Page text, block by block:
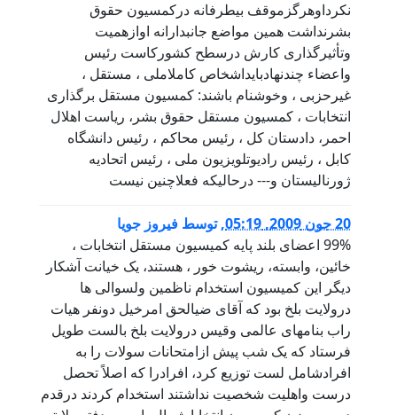
نکرداوهرگزموقف بيطرفانه درکمسيون حقوق
بشرنداشت همين مواضع جانبدارانه اوازهميت
وتأثيرگذاری کارش درسطح کشورکاست رئيس
واعضاء چندنهادبايداشخاص کاملاملی ، مستقل ،
غيرحزبی ، وخوشنام باشند: کمسيون مستقل برگذاری
انتخابات ، کمسيون مستقل حقوق بشر، رياست اهلال
احمر، دادستان کل ، رئيس محاکم ، رئيس دانشگاه
کابل ، رئيس راديوتلويزيون ملی ، رئيس اتحاديه
ژورناليستان و--- درحاليکه فعلاچنين نيست
20 جون 2009, 05:19 ,توسط فیروز جویا
99% اعضای بلند پایه کمیسیون مستقل انتخابات ،
خائین، وابسته، ریشوت خور ، هستند، یک خیانت آشکار
دیگر این کمیسیون استخدام ناظمین ولسوالی ها
درولایت بلخ بود که آقای ضیالحق امرخیل دونفر هیات
راب بنامهای عالمی وقیس درولایت بلخ بالست طویل
فرستاد که یک شب پیش ازامتحانات سولات را به
افرادشامل لست توزیع کرد، افرادرا که اصلاً تحصل
درست واهلیت شخصیت نداشتند استخدام کردند درقدم